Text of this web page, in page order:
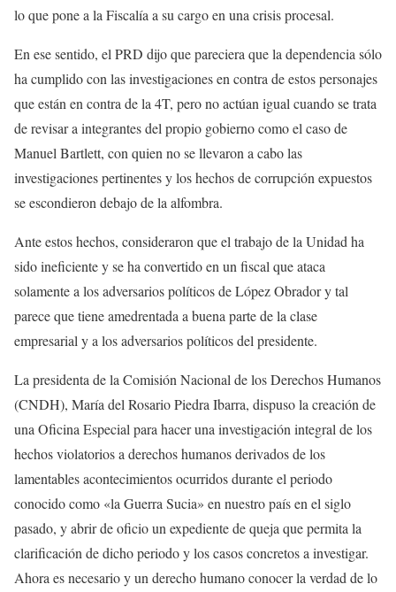
lo que pone a la Fiscalía a su cargo en una crisis procesal.
En ese sentido, el PRD dijo que pareciera que la dependencia sólo
ha cumplido con las investigaciones en contra de estos personajes
que están en contra de la 4T, pero no actúan igual cuando se trata
de revisar a integrantes del propio gobierno como el caso de
Manuel Bartlett, con quien no se llevaron a cabo las
investigaciones pertinentes y los hechos de corrupción expuestos
se escondieron debajo de la alfombra.
Ante estos hechos, consideraron que el trabajo de la Unidad ha
sido ineficiente y se ha convertido en un fiscal que ataca
solamente a los adversarios políticos de López Obrador y tal
parece que tiene amedrentada a buena parte de la clase
empresarial y a los adversarios políticos del presidente.
La presidenta de la Comisión Nacional de los Derechos Humanos
(CNDH), María del Rosario Piedra Ibarra, dispuso la creación de
una Oficina Especial para hacer una investigación integral de los
hechos violatorios a derechos humanos derivados de los
lamentables acontecimientos ocurridos durante el periodo
conocido como «la Guerra Sucia» en nuestro país en el siglo
pasado, y abrir de oficio un expediente de queja que permita la
clarificación de dicho periodo y los casos concretos a investigar.
Ahora es necesario y un derecho humano conocer la verdad de lo